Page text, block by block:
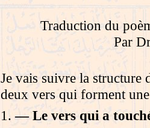
Traduction du
Par
Je vais suivre la structure
deux vers qui forment
1.— Le vers qui a